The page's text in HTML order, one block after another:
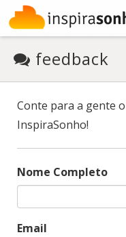
feedback
Conte para a gente
InspiraSonho!
Nome Completo
Email